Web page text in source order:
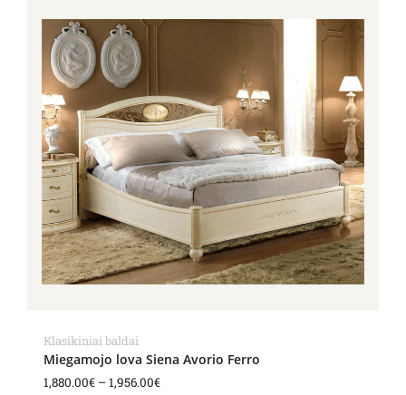
Klasikiniai baldai
Miegamojo lova Siena Avorio Ferro
1,880.00€ –1,956.00€
1,880.00€